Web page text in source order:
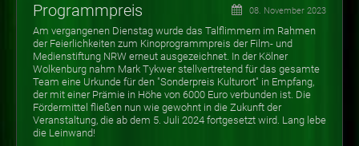
Programmpreis 08. November 2023
Am vergangenen Dienstag wurde das Talflimmern im Rahmen
der Feierlichkeiten zum Kinoprogrammpreis der Film- und
Medienstiftung NRW erneut ausgezeichnet. In der Kölner
Wolkenburg nahm Mark Tykwer stellvertretend für das gesamte
Team eine Urkunde für den "Sonderpreis Kulturort" in Empfang,
der mit einer Prämie in Höhe von 6000 Euro verbunden ist. Die
Fördermittel fließen nun wie gewohnt in die Zukunft der
Veranstaltung, die ab dem 5. Juli 2024 fortgesetzt wird. Lang lebe
die Leinwand!